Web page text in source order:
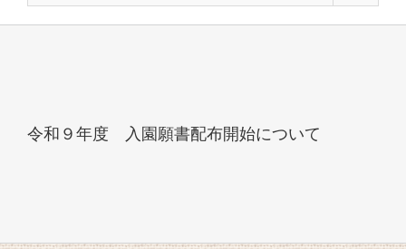
令和９年度 入園願書配布開始について